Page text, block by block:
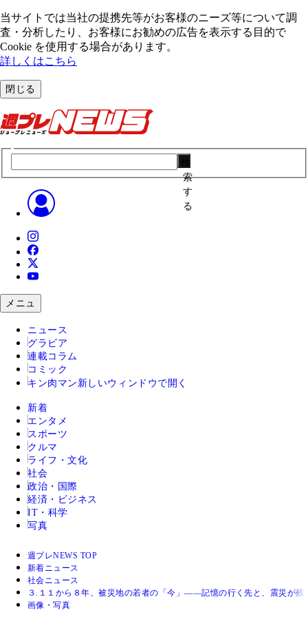
当サイトでは当社の提携先等がお客様のニーズ等について調
査・分析したり、お客様にお勧めの広告を表⽰する⽬的で
Cookie を使⽤する場合があります。
詳しくはこちら
閉じる
索
す
る
メニュ
ニュース
グラビア
連載コラム
コミック
キン肉マン 新しいウィンドウで開く
新着
エンタメ
スポーツ
クルマ
ライフ・文化
社会
政治・国際
経済・ビジネス
IT・科学
写真
週プレNEWS TOP
新着ニュース
社会ニュース
３.１１から８年、被災地の若者の「今」――記憶の行く先と、震災が残
画像・写真